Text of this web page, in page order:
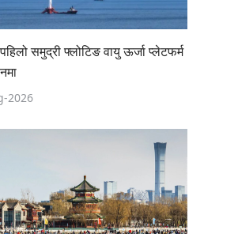
समुद्री फ्लोटिङ वायु ऊर्जा प्लेटफर्म
2026